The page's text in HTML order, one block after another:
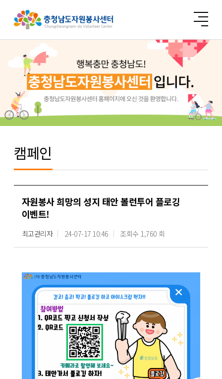
캠페인
자원봉사 희망의 성지 태안 볼런투어 플로깅
이벤트!
최고관리자 24-07-17 10:46 조회수 1,760 회